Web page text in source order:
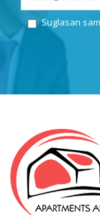
Suglasan